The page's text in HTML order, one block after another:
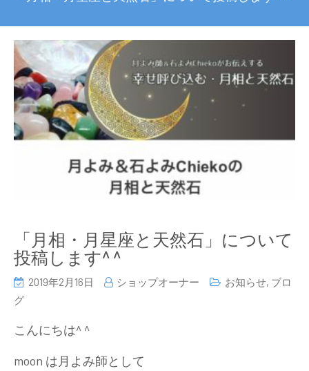
「月相・月星座と天然石」について
投稿します^ ^
2019年2月16日 ショップオーナー お知らせ, ブロ
グ
こんにちは^ ^
moon は月よみ師として